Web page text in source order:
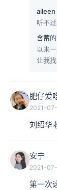
aileen
听不过
含蓄
以来
让我
肥仔爱
2021-
刘绍华
安宁
2021-
第一次